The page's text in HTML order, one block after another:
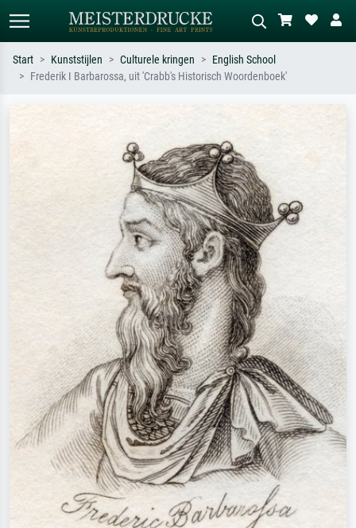
Hokusai-golf, naakt.
olieverfschilderij, staand naakt naast
een boom.
Start Kunststijlen Culturele kringen
English School
Frederik I Barbarossa, uit 'Crabb's Historisch Woordenboek'